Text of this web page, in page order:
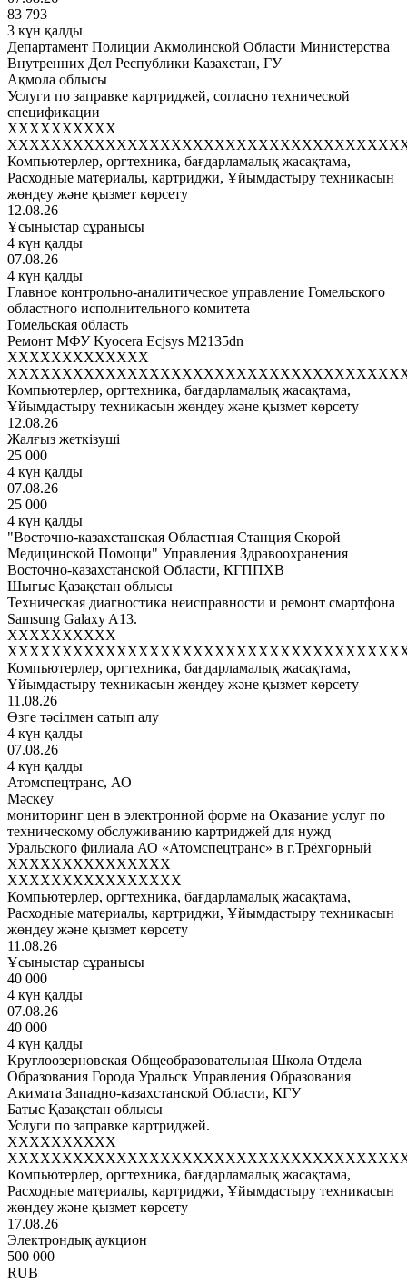
83 793
3 күн қалды
Департамент Полиции Акмолинской Области Министерства
Внутренних Дел Республики Казахстан, ГУ
Ақмола облысы
Услуги по заправке картриджей, согласно технической
спецификации
XXXXXXXXXX
Компьютерлер, оргтехника, бағдарламалық жасақтама,
Расходные материалы, картриджи, Ұйымдастыру техникасын
жөндеу және қызмет көрсету
12.08.26
Ұсыныстар сұранысы
4 күн қалды
07.08.26
4 күн қалды
Главное контрольно-аналитическое управление Гомельского
областного исполнительного комитета
Гомельская область
Ремонт МФУ Kyocera Ecjsys M2135dn
XXXXXXXXXXXXX
Компьютерлер, оргтехника, бағдарламалық жасақтама,
Ұйымдастыру техникасын жөндеу және қызмет көрсету
12.08.26
Жалғыз жеткізуші
25 000
4 күн қалды
07.08.26
25 000
4 күн қалды
"Восточно-казахстанская Областная Станция Скорой
Медицинской Помощи" Управления Здравоохранения
Восточно-казахстанской Области, КГППХВ
Шығыс Қазақстан облысы
Техническая диагностика неисправности и ремонт смартфона
Samsung Galaxy A13.
XXXXXXXXXX
Компьютерлер, оргтехника, бағдарламалық жасақтама,
Ұйымдастыру техникасын жөндеу және қызмет көрсету
11.08.26
Өзге тәсілмен сатып алу
4 күн қалды
07.08.26
4 күн қалды
Атомспецтранс, АО
Мәскеу
мониторинг цен в электронной форме на Оказание услуг по
техническому обслуживанию картриджей для нужд
Уральского филиала АО «Атомспецтранс» в г.Трёхгорный
XXXXXXXXXXXXXXX
XXXXXXXXXXXXXXXX
Компьютерлер, оргтехника, бағдарламалық жасақтама,
Расходные материалы, картриджи, Ұйымдастыру техникасын
жөндеу және қызмет көрсету
11.08.26
Ұсыныстар сұранысы
40 000
4 күн қалды
07.08.26
40 000
4 күн қалды
Круглоозерновская Общеобразовательная Школа Отдела
Образования Города Уральск Управления Образования
Акимата Западно-казахстанской Области, КГУ
Батыс Қазақстан облысы
Услуги по заправке картриджей.
XXXXXXXXXX
Компьютерлер, оргтехника, бағдарламалық жасақтама,
Расходные материалы, картриджи, Ұйымдастыру техникасын
жөндеу және қызмет көрсету
17.08.26
Электрондық аукцион
500 000
RUB